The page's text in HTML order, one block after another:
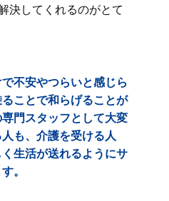
決してくれるのがとて
不安やつらいと感じら
ことで和らげることが
門スタッフとして大変
も、介護を受ける人
生活が送れるようにサ
。